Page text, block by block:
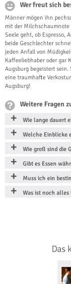
Wer freut sich
Männer mögen ihn
mit der
Seele geht, ob Espresso,
beide Geschlechter
jeden Anfall von
Kaffeeliebhaber oder gar
Augsburg begeistert
eine traumhafte
Augsburg!
Weitere Fragen
Wie lange dauert
Welche Einblicke
Wie groß sind die
Gibt es Essen
Muss ich ein
Was ist noch
Das